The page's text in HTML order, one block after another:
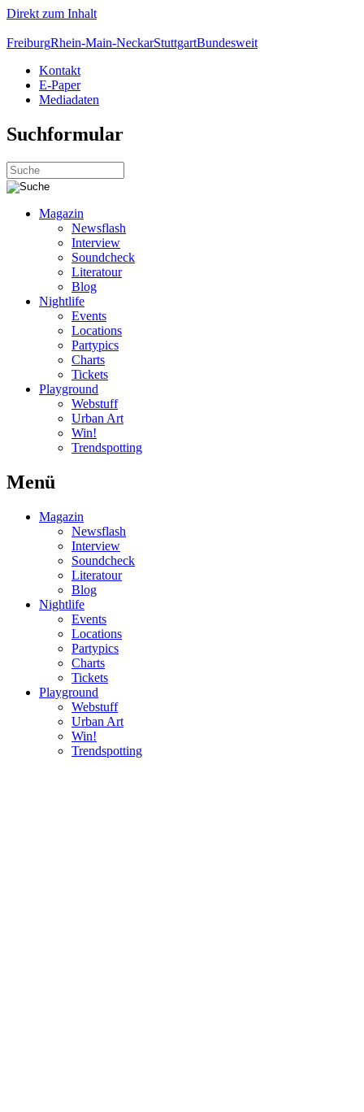
Direkt zum Inhalt
FreiburgRhein-Main-NeckarStuttgartBundesweit
Kontakt
E-Paper
Mediadaten
Suchformular
Magazin
Newsflash
Interview
Soundcheck
Literatour
Blog
Nightlife
Events
Locations
Partypics
Charts
Tickets
Playground
Webstuff
Urban Art
Win!
Trendspotting
Menü
Magazin
Newsflash
Interview
Soundcheck
Literatour
Blog
Nightlife
Events
Locations
Partypics
Charts
Tickets
Playground
Webstuff
Urban Art
Win!
Trendspotting